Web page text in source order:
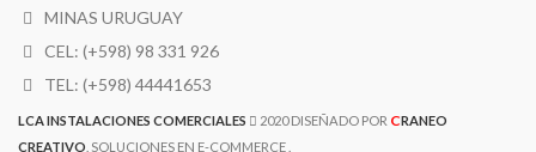
MINAS URUGUAY
CEL: (+598) 98 331 926
TEL: (+598) 44441653
LCA INSTALACIONES COMERCIALES 2020 DISEÑADO POR CRANEO
CREATIVO . SOLUCIONES EN E-COMMERCE .